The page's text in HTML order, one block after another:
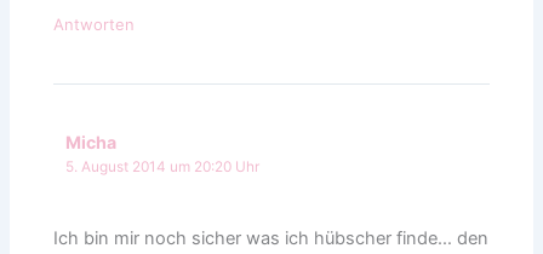
Antworten
Micha
5. August 2014 um 20:20 Uhr
Ich bin mir noch sicher was ich hübscher finde… den